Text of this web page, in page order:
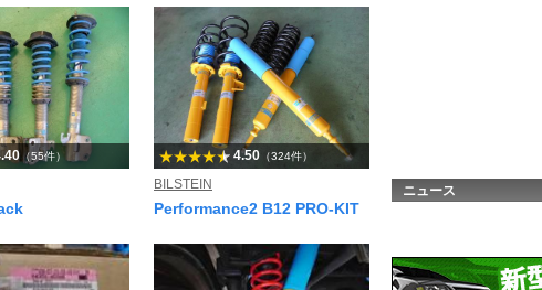
（55件） 4.50 （324件）
BILSTEIN
Performance2 B12 PRO-KIT
ニュース